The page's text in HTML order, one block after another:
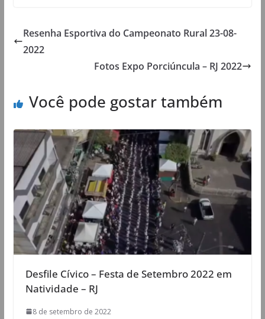
Resenha Esportiva do Campeonato Rural 23-08-
2022
Fotos Expo Porciúncula – RJ 2022
Você pode gostar também
Desfile Cívico – Festa de Setembro 2022 em
Natividade – RJ
8 de setembro de 2022